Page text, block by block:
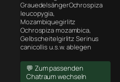
GrauedelsängerOchrospiza
leucopygia,
Mozambiquegirlitz
Ochrospiza mozambica,
Gelbscheitelgirlitz Serinus
canicollis u.s.w. ablegen
💬 Zum passenden
Chatraum wechseln